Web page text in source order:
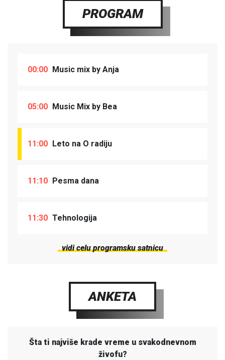
PROGRAM
00:00 Music mix by Anja
05:00 Music Mix by Bea
11:00 Leto na O radiju
11:10 Pesma dana
11:30 Tehnologija
vidi celu programsku satnicu
ANKETA
Šta ti najviše krade vreme u svakodnevnom
živofu?